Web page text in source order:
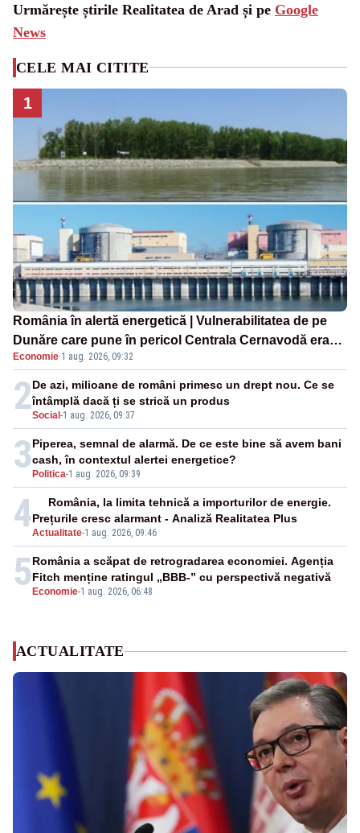
Urmărește știrile Realitatea de Arad și pe Google
News
CELE MAI CITITE
1
România în alertă energetică | Vulnerabilitatea de pe
Dunăre care pune în pericol Centrala Cernavodă era
cunoscută de pe vremea lui Ceaușescu
Economie·1 aug. 2026, 09:32
2Social -1 aug. 2026, 09:37
De azi, milioane de români primesc un drept nou. Ce se
întâmplă dacă ți se strică un produs
3 Politica-1 aug. 2026, 09:39
Piperea, semnal de alarmă. De ce este bine să avem bani
cash, în contextul alertei energetice?
4Actualitate-1 aug. 2026, 09:46
România, la limita tehnică a importurilor de energie.
Prețurile cresc alarmant - Analiză Realitatea Plus
5 Economie-1 aug. 2026, 06:48
România a scăpat de retrogradarea economiei. Agenția
Fitch menține ratingul „BBB-” cu perspectivă negativă
ACTUALITATE